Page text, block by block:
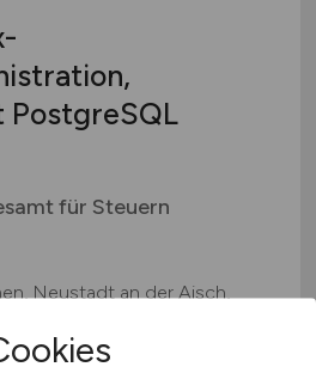
für Steuern
Neustadt an der Aisch,